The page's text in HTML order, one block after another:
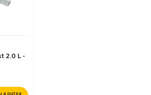
2.0 L -
a putea